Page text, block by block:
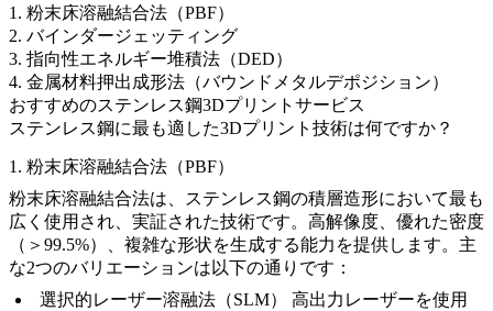
1. 粉末床溶融結合法（PBF）
2. バインダージェッティング
3. 指向性エネルギー堆積法（DED）
4. 金属材料押出成形法（バウンドメタルデポジション）
おすすめのステンレス鋼3Dプリントサービス
ステンレス鋼に最も適した3Dプリント技術は何ですか？
1. 粉末床溶融結合法（PBF）
粉末床溶融結合法は、ステンレス鋼の積層造形において最も
広く使用され、実証された技術です。高解像度、優れた密度
（＞99.5%）、複雑な形状を生成する能力を提供します。主
な2つのバリエーションは以下の通りです：
選択的レーザー溶融法（SLM）
高出力レーザーを使用